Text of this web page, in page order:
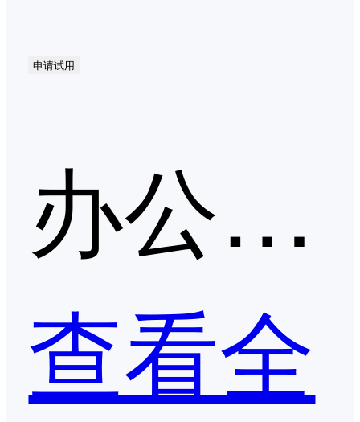
申请试用
办公自动化（OA）第二季度口碑产品
查看全